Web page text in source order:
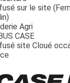
sur le site
Agri
CASE
site Cloué